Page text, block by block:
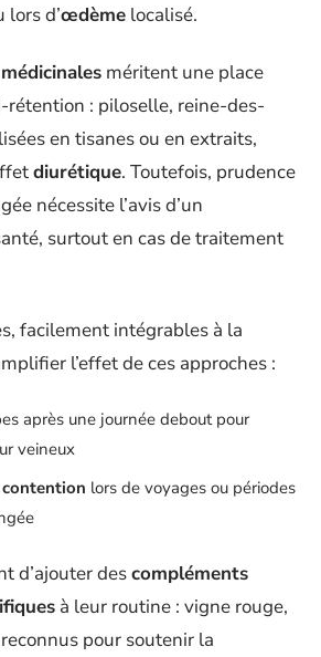
lors d’œdème localisé.
méritent une place
rétention : piloselle, reine-des-
en tisanes ou en extraits,
diurétique. Toutefois, prudence
nécessite l’avis d’un
surtout en cas de traitement
facilement intégrables à la
l’effet de ces approches :
après une journée debout pour
veineux
contention lors de voyages ou périodes
d’ajouter descompléments
à leur routine : vigne rouge,
pour soutenir la